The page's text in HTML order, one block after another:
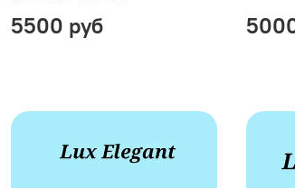
5500 руб